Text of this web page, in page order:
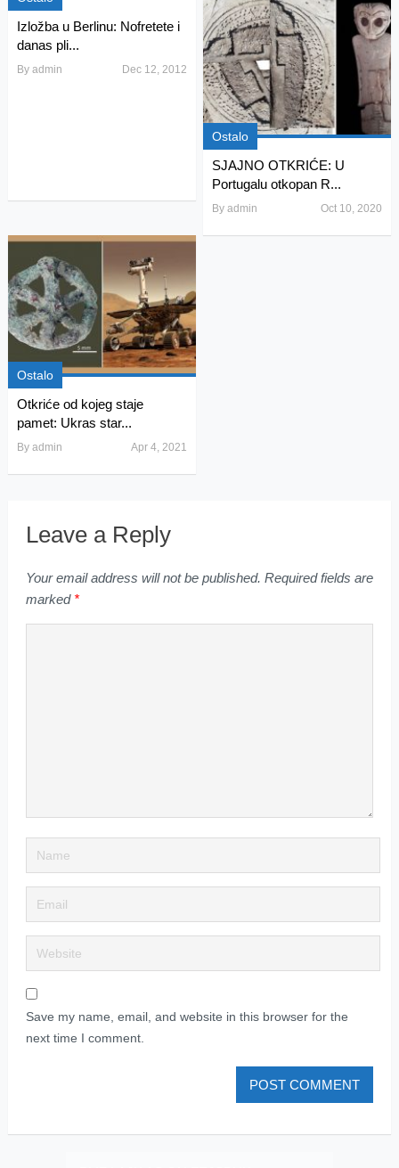
Izložba u Berlinu: Nofretete i
danas pli...
By admin Dec 12, 2012
Ostalo
SJAJNO OTKRIĆE: U
Portugalu otkopan R...
Byadmin Oct 10, 2020
Ostalo
Otkriće od kojeg staje
pamet: Ukras star...
By admin Apr 4, 2021
Leave a Reply
Your email address will not be published. Required fields are
marked *
Save my name, email, and website in this browser for the
next time I comment.